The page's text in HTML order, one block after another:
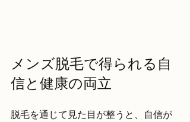
メンズ脱毛で得られる自
信と健康の両立
脱毛を通じて見た目が整うと、自信が